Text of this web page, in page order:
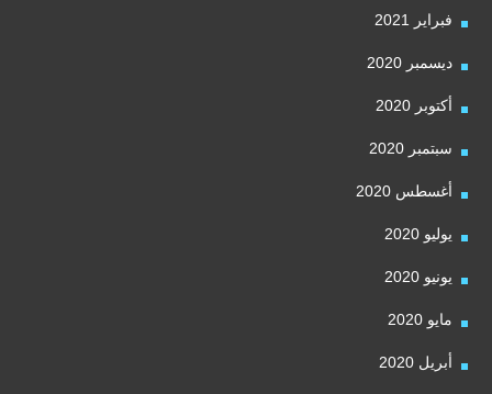
فبراير 2021
ديسمبر 2020
أكتوبر 2020
سبتمبر 2020
أغسطس 2020
يوليو 2020
يونيو 2020
مايو 2020
أبريل 2020